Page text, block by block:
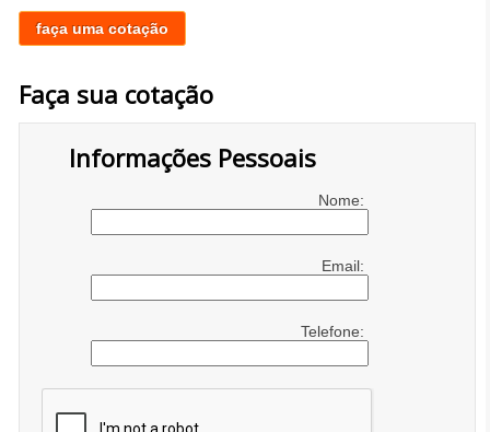
faça uma cotação
Faça sua cotação
Informações Pessoais
Nome:
Email:
Telefone: